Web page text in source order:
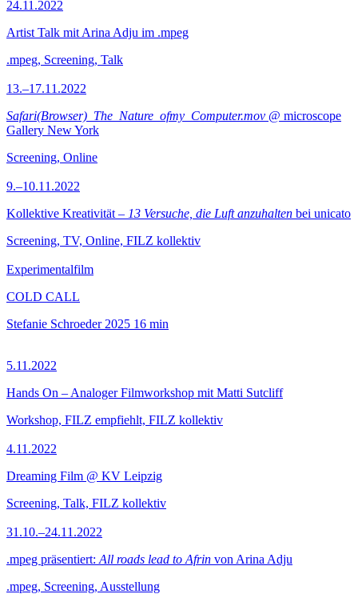
24.11.2022
Artist Talk mit Arina Adju im .mpeg
.mpeg, Screening, Talk
13.–17.11.2022
Safari(Browser)_The_Nature_ofmy_Computer.mov @ microscope
Gallery New York
Screening, Online
9.–10.11.2022
Kollektive Kreativität – 13 Versuche, die Luft anzuhalten bei unicato
Screening, TV, Online, FILZ kollektiv
Experimentalfilm
COLD CALL
Stefanie Schroeder 2025 16 min
5.11.2022
Hands On – Analoger Filmworkshop mit Matti Sutcliff
Workshop, FILZ empfiehlt, FILZ kollektiv
4.11.2022
Dreaming Film @ KV Leipzig
Screening, Talk, FILZ kollektiv
31.10.–24.11.2022
.mpeg präsentiert: All roads lead to Afrin von Arina Adju
.mpeg, Screening, Ausstellung